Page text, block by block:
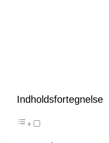
Indholdsfortegnelse